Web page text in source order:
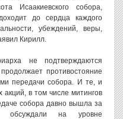
Исаакиевского собора,
до сердца каждого
убеждений, веры,
Кирилл.
не подтверждаются
противостояние
передачи собора. И те, и
акций, в том числе митингов
собора давно вышла за
на уровне